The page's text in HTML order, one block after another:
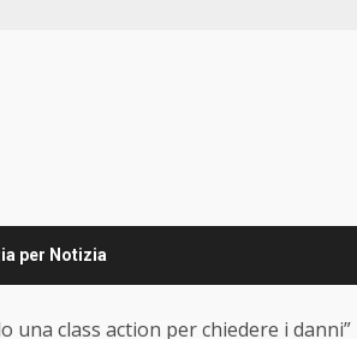
per Notizia
una class action per chiedere i danni”